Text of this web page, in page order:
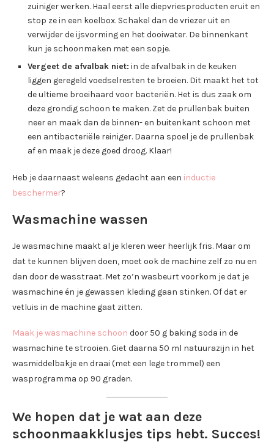
zuiniger werken. Haal eerst alle diepvriesproducten eruit en
stop ze in een koelbox. Schakel dan de vriezer uit en
verwijder de ijsvorming en het dooiwater. De binnenkant
kun je schoonmaken met een sopje.
Vergeet de afvalbak niet: in de afvalbak in de keuken
liggen geregeld voedselresten te broeien. Dit maakt het tot
de ultieme broeihaard voor bacteriën. Het is dus zaak om
deze grondig schoon te maken. Zet de prullenbak buiten
neer en maak dan de binnen- en buitenkant schoon met
een antibacteriële reiniger. Daarna spoel je de prullenbak
af en maak je deze goed droog. Klaar!
Heb je daarnaast weleens gedacht aan een inductie
beschermer?
Wasmachine wassen
Je wasmachine maakt al je kleren weer heerlijk fris. Maar om
dat te kunnen blijven doen, moet ook de machine zelf zo nu en
dan door de wasstraat. Met zo’n wasbeurt voorkom je dat je
wasmachine én je gewassen kleding gaan stinken. Of dat er
vetluis in de machine gaat zitten.
Maak je wasmachine schoon door 50 g baking soda in de
wasmachine te strooien. Giet daarna 50 ml natuurazijn in het
wasmiddelbakje en draai (met een lege trommel) een
wasprogramma op 90 graden.
We hopen dat je wat aan deze
schoonmaakklusjes tips hebt. Succes!